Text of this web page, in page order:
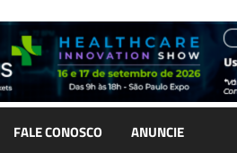
FALE CONOSCO ANUNCIE